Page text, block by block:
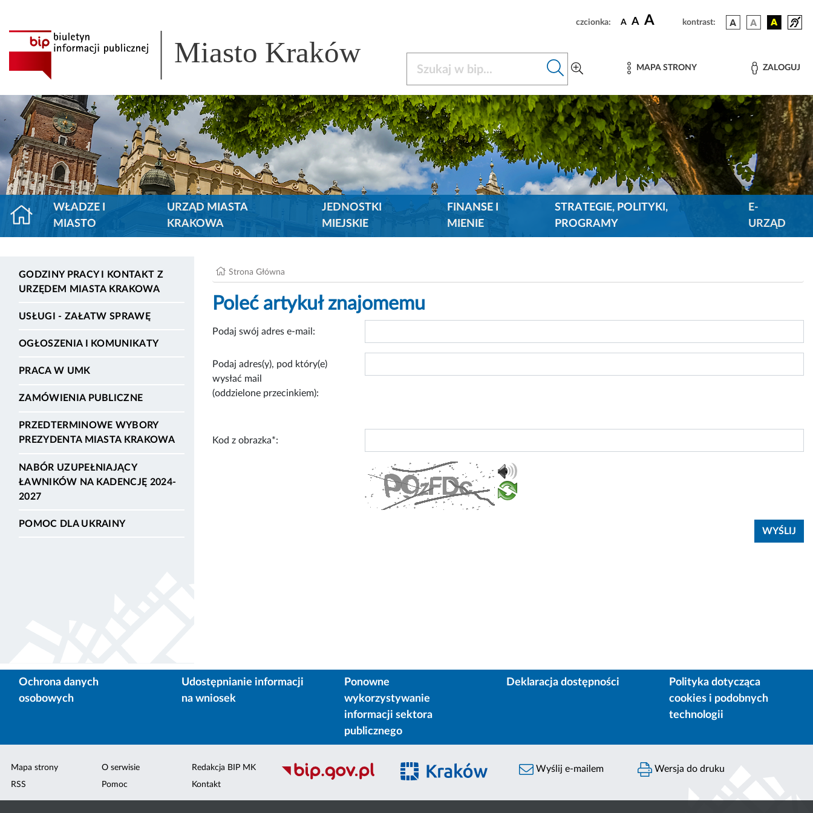
czcionka: A A A kontrast:
Miasto Kraków MAPA STRONY ZALOGUJ
WŁADZE I
MIASTO
URZĄD MIASTA
KRAKOWA
JEDNOSTKI
MIEJSKIE
FINANSE I
MIENIE
STRATEGIE, POLITYKI,
PROGRAMY
E-
URZĄD
GODZINY PRACY I KONTAKT Z
URZĘDEM MIASTA KRAKOWA
USŁUGI - ZAŁATW SPRAWĘ
OGŁOSZENIA I KOMUNIKATY
PRACA W UMK
ZAMÓWIENIA PUBLICZNE
PRZEDTERMINOWE WYBORY
PREZYDENTA MIASTA KRAKOWA
NABÓR UZUPEŁNIAJĄCY
ŁAWNIKÓW NA KADENCJĘ 2024-
2027
POMOC DLA UKRAINY
Strona Główna
Poleć artykuł znajomemu
Podaj swój adres e-mail:
Podaj adres(y), pod który(e)
wysłać mail
(oddzielone przecinkiem):
Kod z obrazka*:
Ochrona danych
osobowych
Udostępnianie informacji
na wniosek
Ponowne
wykorzystywanie
informacji sektora
publicznego
Deklaracja dostępności
Polityka dotycząca
cookies i podobnych
technologii
Mapa strony
RSS
O serwisie
Pomoc
Redakcja BIP MK
Kontakt
Wyślij e-mailem Wersja do druku